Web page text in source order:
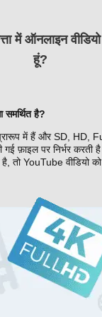
में ऑनलाइन
हूं?
समर्थित है?
प्रारूप में हैं और SD, HD,
गई फ़ाइल पर निर्भर
तो YouTube वीडियो